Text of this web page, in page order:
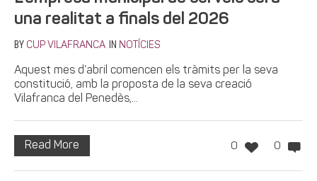
una realitat a finals del 2026
BY CUP VILAFRANCA IN NOTÍCIES
Aquest mes d’abril comencen els tràmits per la seva
constitució, amb la proposta de la seva creació
Vilafranca del Penedès,...
0 0
Read More